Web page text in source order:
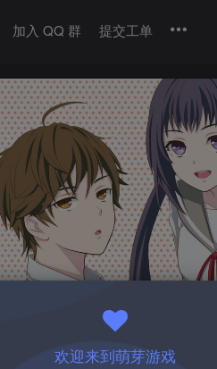
加入 QQ 群 提交工单
欢迎来到萌芽游戏